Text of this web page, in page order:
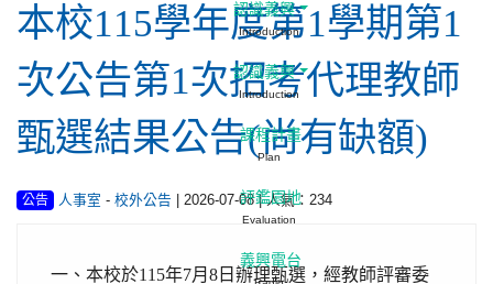
本校115學年度第1學期第1
次公告第1次招考代理教師
甄選結果公告(尚有缺額)
公告 人事室 - 校外公告 | 2026-07-08 | 人氣：234
一、本校於115年7月8日辦理甄選，經教師評審委
認識義興
Introduction
認識義興
Introduction
課程計畫
Plan
評鑑園地
Evaluation
義興電台